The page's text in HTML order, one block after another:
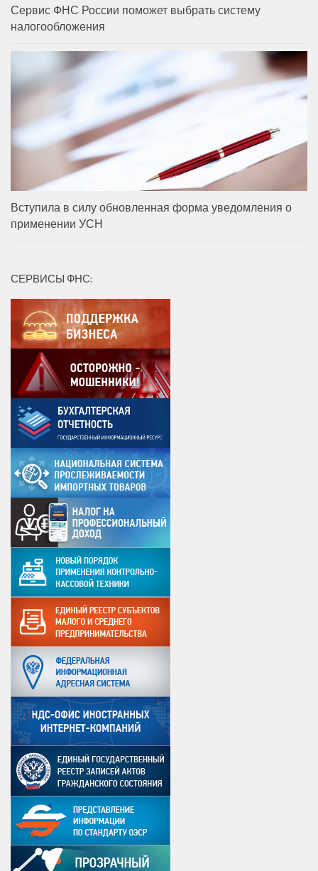
Сервис ФНС России поможет выбрать систему
налогообложения
Вступила в силу обновленная форма уведомления о
применении УСН
СЕРВИСЫ ФНС: